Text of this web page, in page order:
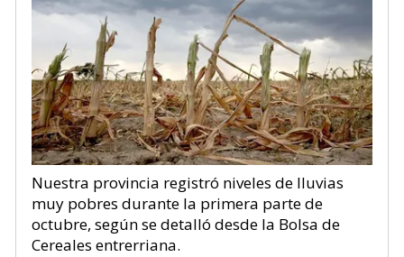
Nuestra provincia registró niveles de lluvias
muy pobres durante la primera parte de
octubre, según se detalló desde la Bolsa de
Cereales entrerriana.